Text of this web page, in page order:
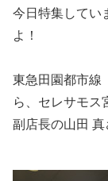
今日特集してい
よ！
東急田園都市線
ら、セレサモス
副店長の山田 真